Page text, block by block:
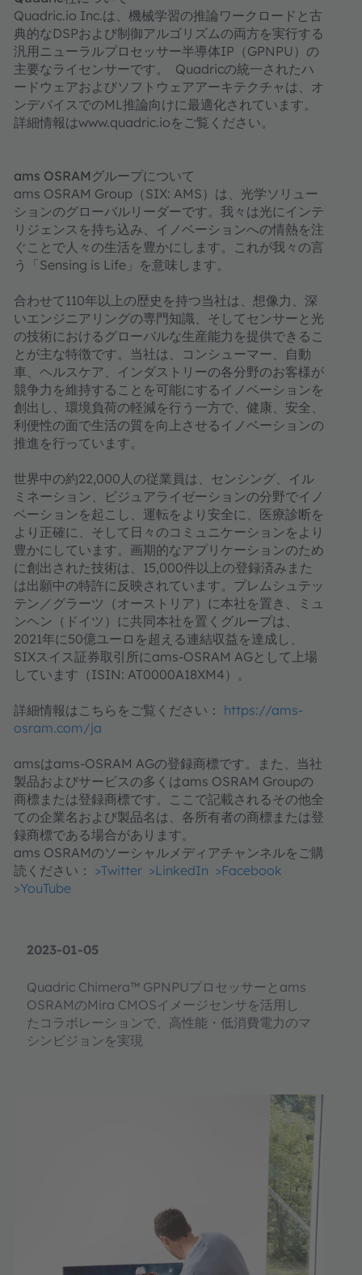
2023-01-05
Quadric Chimera™ GPNPUプロセッサーとams
OSRAMのMira CMOSイメージセンサを活用し
たコラボレーションで、高性能・低消費電力のマ
シンビジョンを実現
Quadric.io Inc.は、機械学習の推論ワークロードと古
典的なDSPおよび制御アルゴリズムの両方を実行する
汎用ニューラルプロセッサー半導体IP（GPNPU）の
主要なライセンサーです。 Quadricの統一されたハ
ードウェアおよびソフトウェアアーキテクチャは、オ
ンデバイスでのML推論向けに最適化されています。
詳細情報はwww.quadric.ioをご覧ください。
ams OSRAMグループについて
ams OSRAM Group（SIX: AMS）は、光学ソリュー
ションのグローバルリーダーです。我々は光にインテ
リジェンスを持ち込み、イノベーションへの情熱を注
ぐことで人々の生活を豊かにします。これが我々の言
う「Sensing is Life」を意味します。
合わせて110年以上の歴史を持つ当社は、想像力、深
いエンジニアリングの専門知識、そしてセンサーと光
の技術におけるグローバルな生産能力を提供できるこ
とが主な特徴です。当社は、コンシューマー、自動
車、ヘルスケア、インダストリーの各分野のお客様が
競争力を維持することを可能にするイノベーションを
創出し、環境負荷の軽減を行う一方で、健康、安全、
利便性の面で生活の質を向上させるイノベーションの
推進を行っています。
世界中の約22,000人の従業員は、センシング、イル
ミネーション、ビジュアライゼーションの分野でイノ
ベーションを起こし、運転をより安全に、医療診断を
より正確に、そして日々のコミュニケーションをより
豊かにしています。画期的なアプリケーションのため
に創出された技術は、15,000件以上の登録済みまた
は出願中の特許に反映されています。プレムシュテッ
テン／グラーツ（オーストリア）に本社を置き、ミュ
ンヘン（ドイツ）に共同本社を置くグループは、
2021年に50億ユーロを超える連結収益を達成し、
SIXスイス証券取引所にams-OSRAM AGとして上場
しています（ISIN: AT0000A18XM4）。
詳細情報はこちらをご覧ください： https://ams-
osram.com/ja
amsはams-OSRAM AGの登録商標です。また、当社
製品およびサービスの多くはams OSRAM Groupの
商標または登録商標です。ここで記載されるその他全
ての企業名および製品名は、各所有者の商標または登
録商標である場合があります。
ams OSRAMのソーシャルメディアチャンネルをご購
読ください：​​​​​​​ >Twitter >LinkedIn >Facebook
>YouTube